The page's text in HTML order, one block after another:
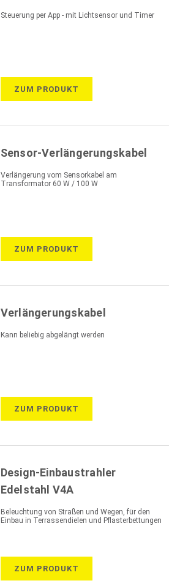
Steuerung per App - mit Lichtsensor und Timer
ZUM PRODUKT
Sensor-Verlängerungskabel
Verlängerung vom Sensorkabel am
Transformator 60 W / 100 W
ZUM PRODUKT
Verlängerungskabel
Kann beliebig abgelängt werden
ZUM PRODUKT
Design-Einbaustrahler
Edelstahl V4A
Beleuchtung von Straßen und Wegen, für den
Einbau in Terrassendielen und Pflasterbettungen
ZUM PRODUKT